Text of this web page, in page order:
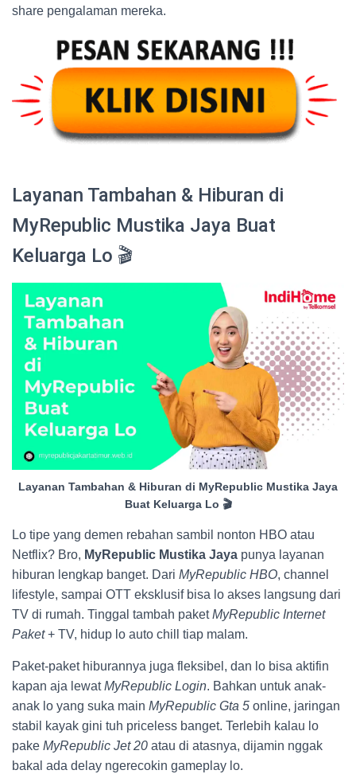
share pengalaman mereka.
Layanan Tambahan & Hiburan di
MyRepublic Mustika Jaya Buat
Keluarga Lo 🎬
Layanan Tambahan & Hiburan di MyRepublic Mustika Jaya
Buat Keluarga Lo 🎬
Lo tipe yang demen rebahan sambil nonton HBO atau
Netflix? Bro, MyRepublic Mustika Jaya punya layanan
hiburan lengkap banget. Dari MyRepublic HBO, channel
lifestyle, sampai OTT eksklusif bisa lo akses langsung dari
TV di rumah. Tinggal tambah paketMyRepublic Internet
Paket+ TV, hidup lo auto chill tiap malam.
Paket-paket hiburannya juga fleksibel, dan lo bisa aktifin
kapan aja lewatMyRepublic Login. Bahkan untuk anak-
anak lo yang suka main MyRepublic Gta 5 online, jaringan
stabil kayak gini tuh priceless banget. Terlebih kalau lo
pake MyRepublic Jet 20 atau di atasnya, dijamin nggak
bakal ada delay ngerecokin gameplay lo.